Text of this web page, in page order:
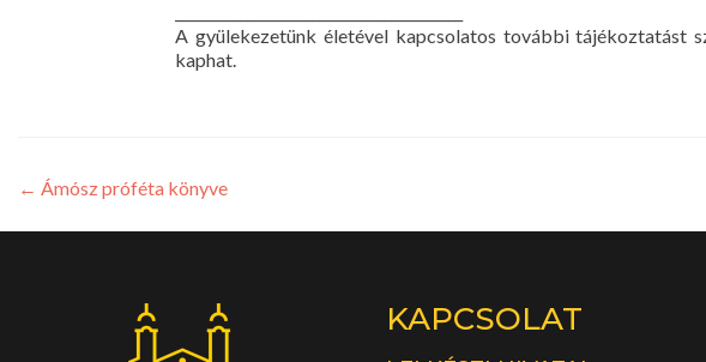
A gyülekezetünk életével kapcsolatos további tájékoztatást
kaphat.
← Ámósz próféta könyve
KAPCSOLAT